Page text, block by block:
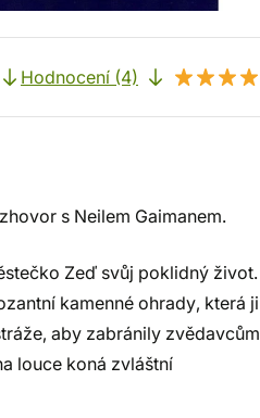
Hodnocení (4)
s Neilem Gaimanem.
Zeď svůj poklidný život.
kamenné ohrady, která ji
aby zabránily zvědavcům
louce koná zvláštní